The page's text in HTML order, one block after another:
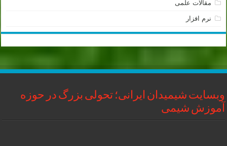
مقالات علمی
نرم افزار
وبسایت شیمیدان ایرانی؛ تحولی بزرگ در حوزه
آموزش شیمی